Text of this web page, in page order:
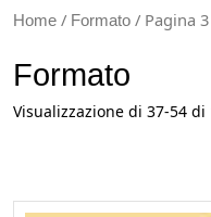
Home / Formato / Pagina 3
Formato
Visualizzazione di 37-54